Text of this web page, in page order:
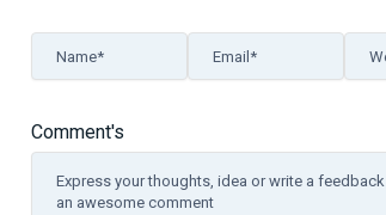
Comment's
Name* Email*